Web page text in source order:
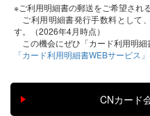
※ご利用明細書の郵送をご希望され
ご利用明細書発行手数料として
す。（2026年4月時点）
この機会にぜひ「カード利用明細
「カード利用明細書WEBサービス